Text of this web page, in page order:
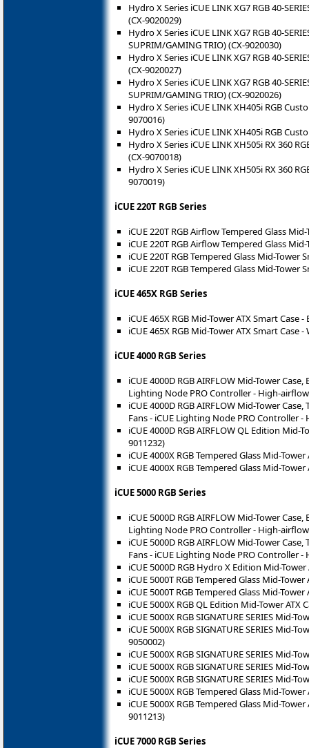
Hydro X Series iCUE LINK XG7 RGB 40-
(CX-9020029)
Hydro X Series iCUE LINK XG7 RGB 40-
SUPRIM/GAMING TRIO) (CX-9020030)
Hydro X Series iCUE LINK XG7 RGB 40-
(CX-9020027)
Hydro X Series iCUE LINK XG7 RGB 40-
SUPRIM/GAMING TRIO) (CX-9020026)
Hydro X Series iCUE LINK XH405i RGB
9070016)
Hydro X Series iCUE LINK XH405i RGB
Hydro X Series iCUE LINK XH505i RX 360
(CX-9070018)
Hydro X Series iCUE LINK XH505i RX 360
9070019)
iCUE 220T RGB Series
iCUE 220T RGB Airflow Tempered Glass
iCUE 220T RGB Airflow Tempered Glass
iCUE 220T RGB Tempered Glass Mid-Tower
iCUE 220T RGB Tempered Glass Mid-Tower
iCUE 465X RGB Series
iCUE 465X RGB Mid-Tower ATX Smart Case -
iCUE 465X RGB Mid-Tower ATX Smart Case
iCUE 4000 RGB Series
iCUE 4000D RGB AIRFLOW Mid-Tower Case,
Lighting Node PRO Controller - High-airflow
iCUE 4000D RGB AIRFLOW Mid-Tower
Fans - iCUE Lighting Node PRO Controller -
iCUE 4000D RGB AIRFLOW QL Edition Mid-
9011232)
iCUE 4000X RGB Tempered Glass Mid-Tower
iCUE 4000X RGB Tempered Glass Mid-
iCUE 5000 RGB Series
iCUE 5000D RGB AIRFLOW Mid-Tower Case,
Lighting Node PRO Controller - High-airflow
iCUE 5000D RGB AIRFLOW Mid-Tower
Fans - iCUE Lighting Node PRO Controller -
iCUE 5000D RGB Hydro X Edition Mid-Tower
iCUE 5000T RGB Tempered Glass Mid-Tower
iCUE 5000T RGB Tempered Glass Mid-Tower
iCUE 5000X RGB QL Edition Mid-Tower ATX
iCUE 5000X RGB SIGNATURE SERIES Mid-
iCUE 5000X RGB SIGNATURE SERIES Mid-
9050002)
iCUE 5000X RGB SIGNATURE SERIES Mid-
iCUE 5000X RGB SIGNATURE SERIES Mid-
iCUE 5000X RGB SIGNATURE SERIES Mid-
iCUE 5000X RGB Tempered Glass Mid-
iCUE 5000X RGB Tempered Glass Mid-
9011213)
iCUE 7000 RGB Series